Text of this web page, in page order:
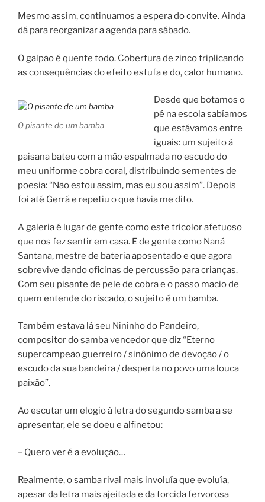
Mesmo assim, continuamos a espera do convite. Ainda
dá para reorganizar a agenda para sábado.
O galpão é quente todo. Cobertura de zinco triplicando
as consequências do efeito estufa e do, calor humano.
O pisante de um bamba
Desde que botamos o
pé na escola sabíamos
que estávamos entre
iguais: um sujeito à
paisana bateu com a mão espalmada no escudo do
meu uniforme cobra coral, distribuindo sementes de
poesia: “Não estou assim, mas eu sou assim”. Depois
foi até Gerrá e repetiu o que havia me dito.
A galeria é lugar de gente como este tricolor afetuoso
que nos fez sentir em casa. E de gente como Naná
Santana, mestre de bateria aposentado e que agora
sobrevive dando oficinas de percussão para crianças.
Com seu pisante de pele de cobra e o passo macio de
quem entende do riscado, o sujeito é um bamba.
Também estava lá seu Nininho do Pandeiro,
compositor do samba vencedor que diz “Eterno
supercampeão guerreiro / sinônimo de devoção / o
escudo da sua bandeira / desperta no povo uma louca
paixão”.
Ao escutar um elogio à letra do segundo samba a se
apresentar, ele se doeu e alfinetou:
– Quero ver é a evolução…
Realmente, o samba rival mais involuía que evoluía,
apesar da letra mais ajeitada e da torcida fervorosa